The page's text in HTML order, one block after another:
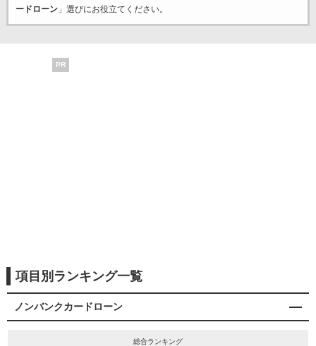
ードローン」選びにお役立てください。
PR
項目別ランキング一覧
ノンバンクカードローン
総合ランキング